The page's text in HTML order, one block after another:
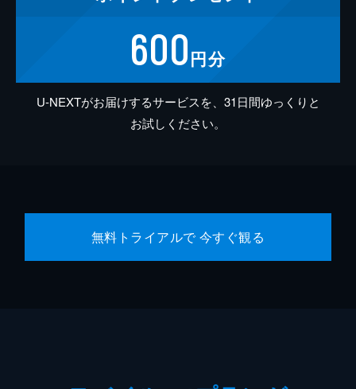
600円分
U-NEXTがお届けするサービスを、31日間ゆっくりと
お試しください。
無料トライアルで 今すぐ観る